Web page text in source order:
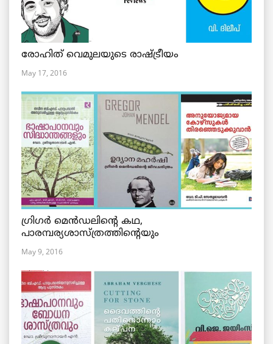
രോഹിത് വെമുലയുടെ രാഷ്ട്രീയം
May 17, 2016
ഗ്രിഗര്‍ മെന്‍ഡലിന്റെ കഥ,
പാരമ്പര്യശാസ്ത്രത്തിന്റെയും
May 9, 2016